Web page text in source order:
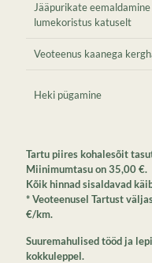
Jääpurikate eemaldamine
lumekoristus katuselt
Veoteenus kaanega
Heki pügamine
Tartu piires kohalesõit
Miinimumtasu on 35,00 €.
Kõik hinnad sisaldavad
* Veoteenusel Tartust
€/km.
Suuremahulised tööd ja
kokkuleppel.